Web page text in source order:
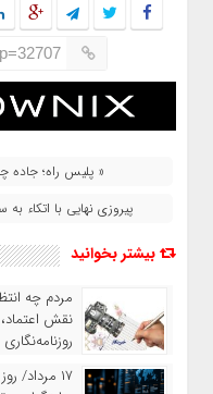
« پلیس راه؛ جاده چالوس از
پیروزی نهایی با
بیشتر بخوانید
مردم چه
نقش
۱۷ مرداد/